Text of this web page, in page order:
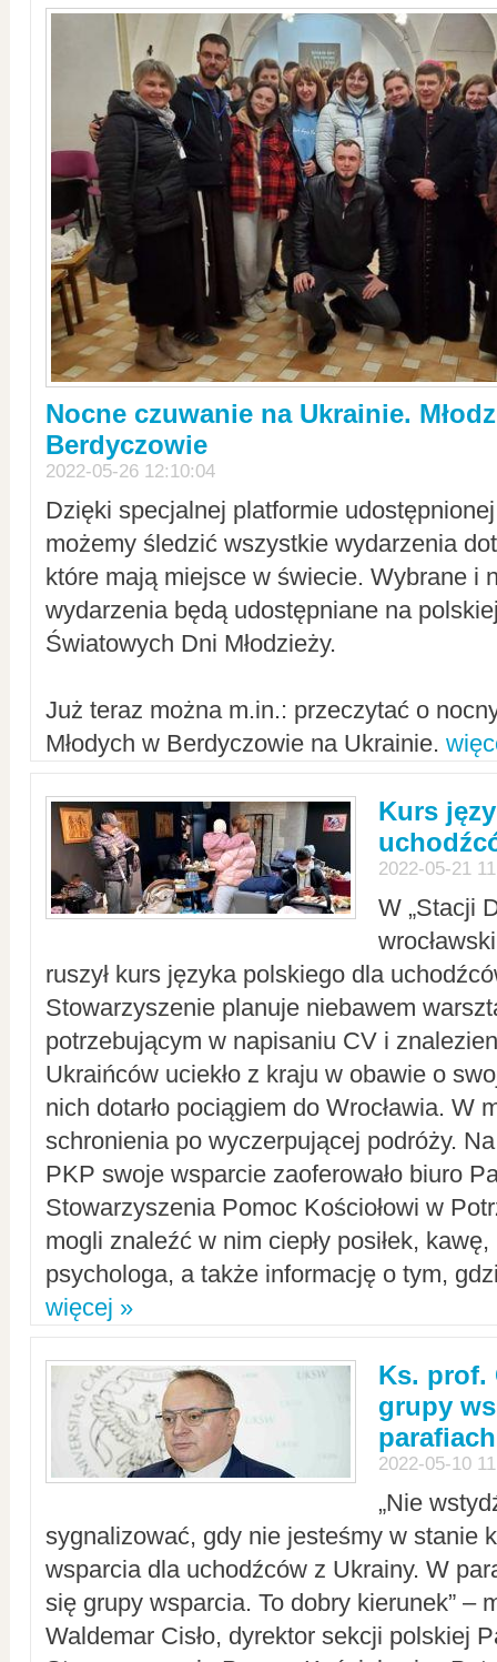
Nocne czuwanie na Ukrainie.
Berdyczowie
2022-05-26 12:10:04
Dzięki specjalnej platformie
możemy śledzić wszystkie wydarzenia
które mają miejsce w świecie. Wybrane i
wydarzenia będą udostępniane na
Światowych Dni Młodzieży.
Już teraz można m.in.: przeczytać o
Młodych w Berdyczowie na Ukrainie.
Kurs
2022-05-21
W „Stacji
ruszył kurs języka polskiego dla
Stowarzyszenie planuje niebawem
potrzebującym w napisaniu CV i
Ukraińców uciekło z kraju w obawie o
nich dotarło pociągiem do Wrocławia. W
schronienia po wyczerpującej podróży.
PKP swoje wsparcie zaoferowało biuro
Stowarzyszenia Pomoc Kościołowi w
mogli znaleźć w nim ciepły posiłek,
psychologa, a także informację o tym,
więcej »
Ks. prof.
grupy
parafiach
2022-05-10
„Nie
sygnalizować, gdy nie jesteśmy w stanie
wsparcia dla uchodźców z Ukrainy. W
się grupy wsparcia. To dobry kierunek” –
Waldemar Cisło, dyrektor sekcji polskiej